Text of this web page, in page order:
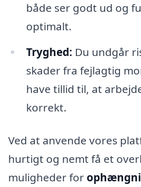
både ser godt ud og
optimalt.
Tryghed: Du undgår
skader fra fejlagtig
have tillid til, at
korrekt.
Ved at anvende vores
hurtigt og nemt få et
muligheder for